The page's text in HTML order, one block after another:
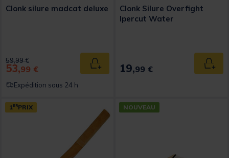
Clonk silure madcat deluxe
Price reduced from
59,99 €to
53,99 € Ajouter au panier
Expédition sous 24 h
Clonk Silure Overfight
Ipercut Water
19,99 €
1 ERPRIX NOUVEAU